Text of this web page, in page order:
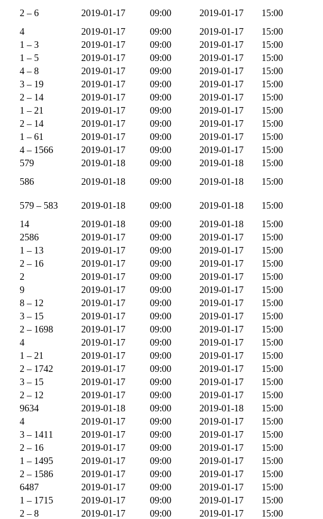
2 – 6 2019-01-17 09:00 2019-01-17
15:00
4 2019-01-17 09:00 2019-01-17
15:00
1 – 3 2019-01-17 09:00 2019-01-17
15:00
1 – 5 2019-01-17 09:00 2019-01-17
15:00
4 – 8 2019-01-17 09:00 2019-01-17
15:00
3 – 19 2019-01-17 09:00 2019-01-17
15:00
2 – 14 2019-01-17 09:00 2019-01-17
15:00
1 – 21 2019-01-17 09:00 2019-01-17
15:00
2 – 14 2019-01-17 09:00 2019-01-17
15:00
1 – 61 2019-01-17 09:00 2019-01-17
15:00
4 – 1566 2019-01-17 09:00 2019-01-17
15:00
579 2019-01-18 09:00 2019-01-18
15:00
586 2019-01-18 09:00 2019-01-18 15:00
579 – 583 2019-01-18 09:00 2019-01-18
15:00
14 2019-01-18 09:00 2019-01-18
15:00
2586 2019-01-17 09:00 2019-01-17
15:00
1 – 13 2019-01-17 09:00 2019-01-17
15:00
2 – 16 2019-01-17 09:00 2019-01-17
15:00
2 2019-01-17 09:00 2019-01-17
15:00
9 2019-01-17 09:00 2019-01-17
15:00
8 – 12 2019-01-17 09:00 2019-01-17
15:00
3 – 15 2019-01-17 09:00 2019-01-17
15:00
2 – 1698 2019-01-17 09:00 2019-01-17
15:00
4 2019-01-17 09:00 2019-01-17
15:00
1 – 21 2019-01-17 09:00 2019-01-17
15:00
2 – 1742 2019-01-17 09:00 2019-01-17
15:00
3 – 15 2019-01-17 09:00 2019-01-17
15:00
2 – 12 2019-01-17 09:00 2019-01-17
15:00
9634 2019-01-18 09:00 2019-01-18
15:00
4 2019-01-17 09:00 2019-01-17
15:00
3 – 1411 2019-01-17 09:00 2019-01-17
15:00
2 – 16 2019-01-17 09:00 2019-01-17
15:00
1 – 1495 2019-01-17 09:00 2019-01-17
15:00
2 – 1586 2019-01-17 09:00 2019-01-17
15:00
6487 2019-01-17 09:00 2019-01-17
15:00
1 – 1715 2019-01-17 09:00 2019-01-17
15:00
2 – 8 2019-01-17 09:00 2019-01-17
15:00